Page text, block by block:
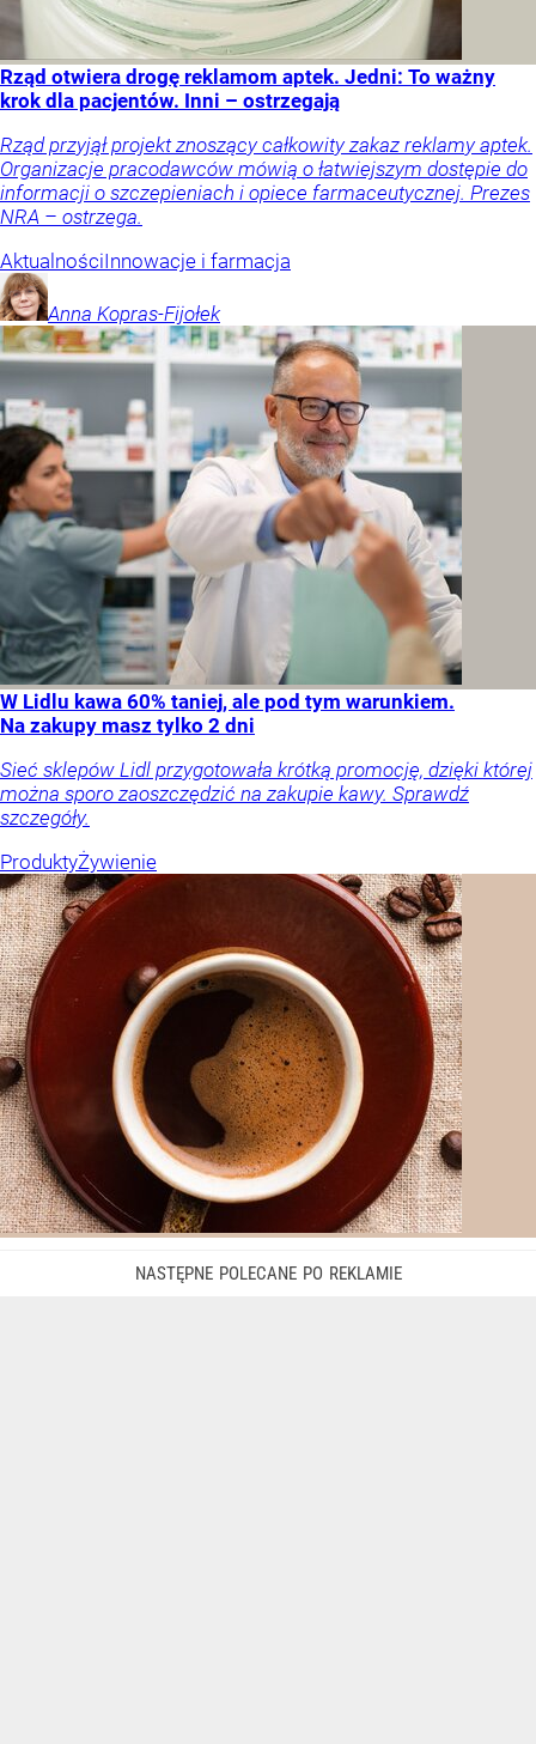
Rząd otwiera drogę reklamom aptek. Jedni: To ważny
krok dla pacjentów. Inni – ostrzegają
Rząd przyjął projekt znoszący całkowity zakaz reklamy aptek.
Organizacje pracodawców mówią o łatwiejszym dostępie do
informacji o szczepieniach i opiece farmaceutycznej. Prezes
NRA – ostrzega.
AktualnościInnowacje i farmacja
Anna Kopras-Fijołek
W Lidlu kawa 60% taniej, ale pod tym warunkiem.
Na zakupy masz tylko 2 dni
Sieć sklepów Lidl przygotowała krótką promocję, dzięki której
można sporo zaoszczędzić na zakupie kawy. Sprawdź
szczegóły.
ProduktyŻywienie